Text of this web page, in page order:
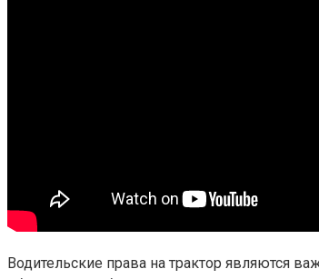
Водительские права на трактор являются